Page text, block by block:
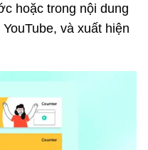
hoặc trong nội dung
và xuất hiện